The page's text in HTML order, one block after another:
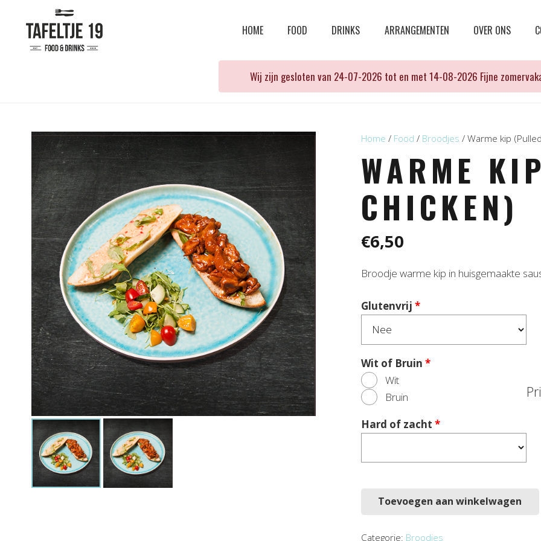
HOME FOOD DRINKS ARRANGEMENTEN OVER ONS
Wij zijn gesloten van 24-07-2026 tot en met 14-08-2026 Fijne
Home / Food / Broodjes / Warme kip
WARME
CHICKEN)
€6,50
Broodje warme kip in huisgemaakte
Glutenvrij *
Wit of Bruin *
Wit
Bruin
Hard of zacht *
Toevoegen aan winkelwagen
Categorie: Broodjes